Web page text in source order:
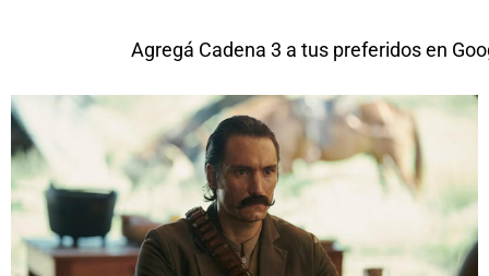
Agregá Cadena 3 a tus preferidos en